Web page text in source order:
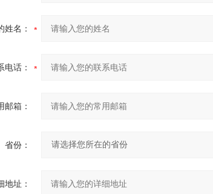
姓名：
电话：
邮箱：
省份：
地址：